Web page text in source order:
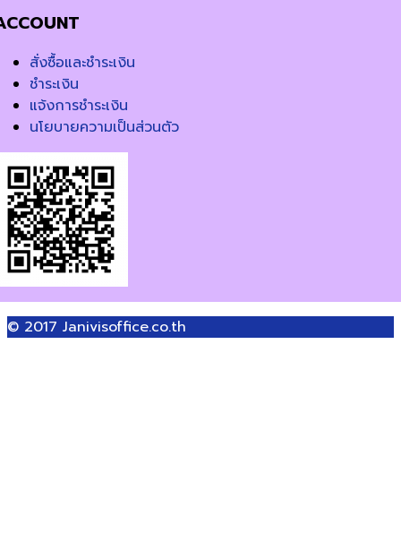
สั่งซื้อและชำระเงิน
ชำระเงิน
แจ้งการชำระเงิน
นโยบายความเป็นส่วนตัว
© 2017 Janivisoffice.co.th